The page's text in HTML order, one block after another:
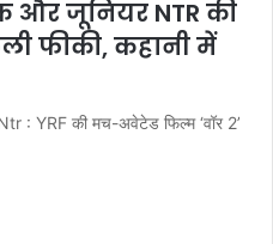
और जूनियर NTR की
फीकी, कहानी में
: YRF की मच-अवेटेड फिल्म ‘वॉर 2’